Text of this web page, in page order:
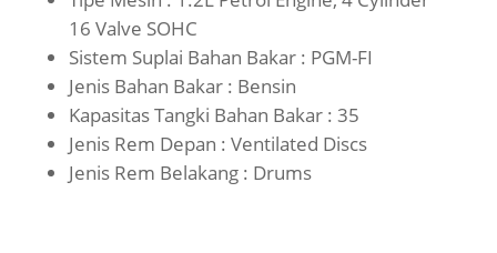
16 Valve SOHC
Sistem Suplai Bahan Bakar : PGM-FI
Jenis Bahan Bakar : Bensin
Kapasitas Tangki Bahan Bakar : 35
Jenis Rem Depan : Ventilated Discs
Jenis Rem Belakang : Drums